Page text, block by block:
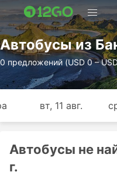
Автобусы из
0 предложений (USD 0 –
вт, 11 авг.
Автобусы не
г.